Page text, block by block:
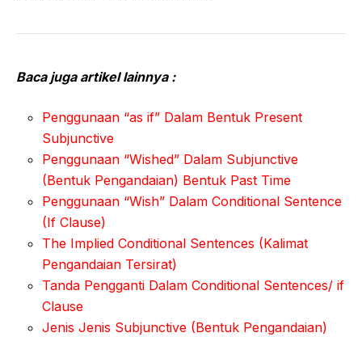
Baca juga artikel lainnya :
Penggunaan “as if” Dalam Bentuk Present
Subjunctive
Penggunaan “Wished” Dalam Subjunctive
(Bentuk Pengandaian) Bentuk Past Time
Penggunaan “Wish” Dalam Conditional Sentence
(If Clause)
The Implied Conditional Sentences (Kalimat
Pengandaian Tersirat)
Tanda Pengganti Dalam Conditional Sentences/ if
Clause
Jenis Jenis Subjunctive (Bentuk Pengandaian)